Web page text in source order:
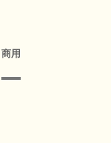
商用